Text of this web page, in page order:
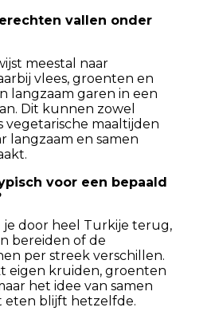
vallen onder
meestal naar
vlees, groenten en
langzaam garen in een
Dit kunnen zowel
vegetarische maaltijden
langzaam en samen
voor een bepaald
je door heel Turkije terug,
bereiden of de
per streek verschillen.
eigen kruiden, groenten
het idee van samen
eten blijft hetzelfde.